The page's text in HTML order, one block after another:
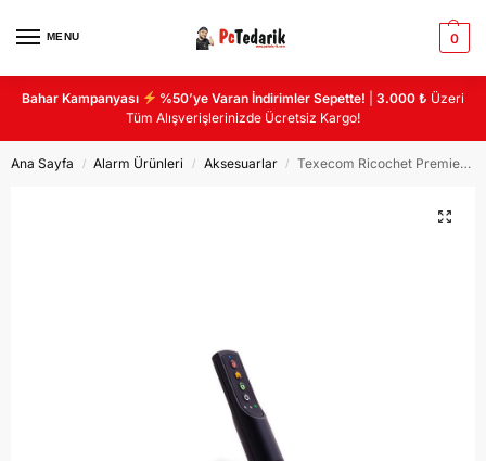
MENU 0
Bahar Kampanyası %50’ye Varan İndirimler Sepette! |3.000 ₺ Üzeri
Tüm Alışverişlerinizde Ücretsiz Kargo!
Ana Sayfa / Alarm Ürünleri / Aksesuarlar / Texecom Ricochet Premier Elite Smart Key 868mhz | GCC-0001